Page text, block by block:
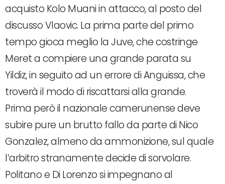
acquisto Kolo Muani in attacco, al posto del
discusso Vlaovic. La prima parte del primo
tempo gioca meglio la Juve, che costringe
Meret a compiere una grande parata su
Yildiz, in seguito ad un errore di Anguissa, che
troverà il modo di riscattarsi alla grande.
Prima però il nazionale camerunense deve
subire pure un brutto fallo da parte di Nico
Gonzalez, almeno da ammonizione, sul quale
l’arbitro stranamente decide di sorvolare.
Politano e Di Lorenzo si impegnano al